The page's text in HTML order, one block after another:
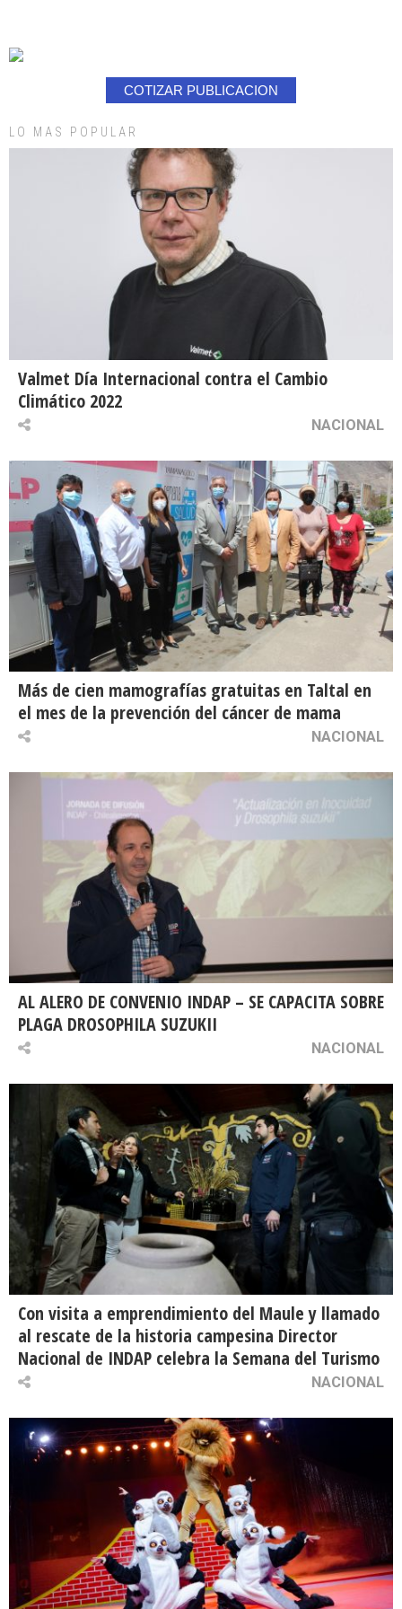
COTIZAR PUBLICACION
LO MAS POPULAR
Valmet Día Internacional contra el Cambio
Climático 2022
NACIONAL
Más de cien mamografías gratuitas en Taltal en
el mes de la prevención del cáncer de mama
NACIONAL
AL ALERO DE CONVENIO INDAP – SE CAPACITA SOBRE
PLAGA DROSOPHILA SUZUKII
NACIONAL
Con visita a emprendimiento del Maule y llamado
al rescate de la historia campesina Director
Nacional de INDAP celebra la Semana del Turismo
NACIONAL